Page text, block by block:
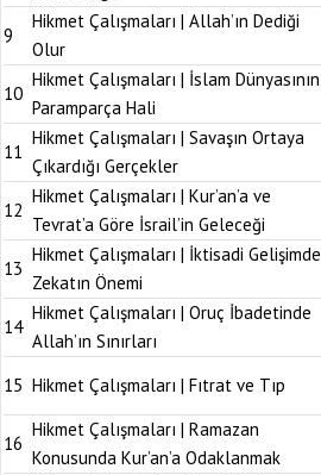
9
Hikmet Çalışmaları | Allah’ın Dediği
Olur
10
Hikmet Çalışmaları | İslam Dünyasının
Paramparça Hali
11
Hikmet Çalışmaları | Savaşın Ortaya
Çıkardığı Gerçekler
12
Hikmet Çalışmaları | Kur’an’a ve
Tevrat’a Göre İsrail’in Geleceği
13
Hikmet Çalışmaları | İktisadi Gelişimde
Zekatın Önemi
14
Hikmet Çalışmaları | Oruç İbadetinde
Allah’ın Sınırları
15 Hikmet Çalışmaları | Fıtrat ve Tıp
16
Hikmet Çalışmaları | Ramazan
Konusunda Kur’an’a Odaklanmak